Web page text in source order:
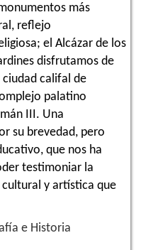
más
reflejo
el Alcázar de los
disfrutamos de
califal de
palatino
III. Una
su brevedad, pero
que nos ha
testimoniar la
y artística que
e Historia